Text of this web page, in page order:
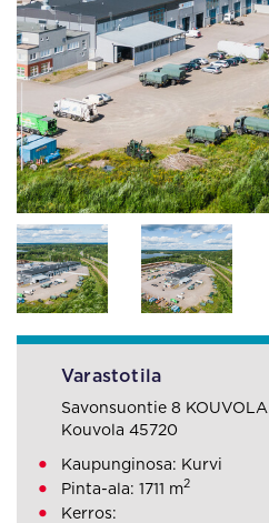
Varastotila
Savonsuontie 8 KOUVOLA
Kouvola 45720
Kaupunginosa: Kurvi
Pinta-ala: 1711 m2
Kerros: